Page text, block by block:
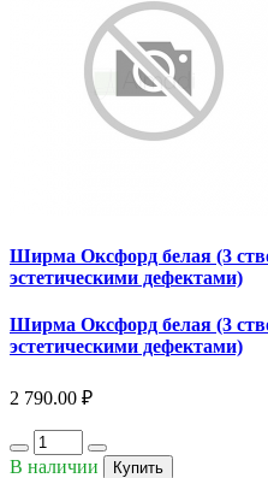
Ширма Оксфорд белая (3
эстетическими дефектами)
Ширма Оксфорд белая (3
эстетическими дефектами)
2 790.00 ₽
В наличии Купить